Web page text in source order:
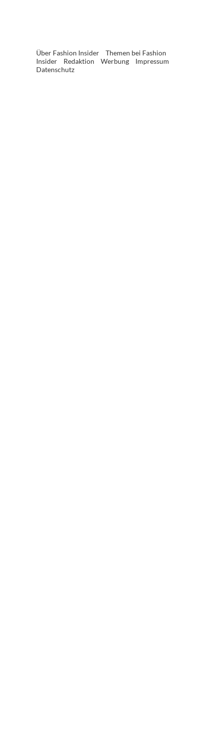
Über Fashion Insider
Themen bei Fashion
Insider
Redaktion Werbung
Impressum
Datenschutz